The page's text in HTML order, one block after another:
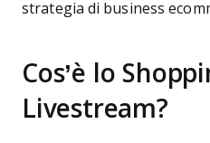
strategia di business
Cos’è lo
Livestream?